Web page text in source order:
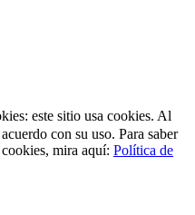
este sitio usa cookies. Al
con su uso. Para saber
mira aquí: Política de